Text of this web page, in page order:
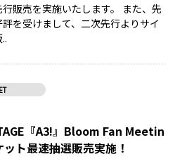
販売を実施いたします。 また、先
を受けまして、二次先行よりサイ
『A3!』Bloom Fan Meetin
ト最速抽選販売実施！